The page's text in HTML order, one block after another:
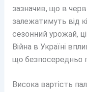
зазначив, що в
залежатимуть від
сезонний урожай,
Війна в Україні
що безпосередньо
Висока вартість